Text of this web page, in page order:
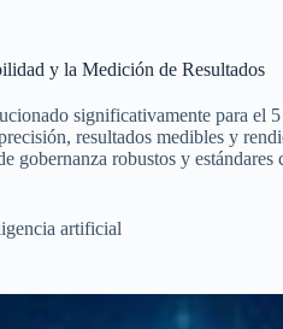
y la Medición de Resultados
significativamente para el
resultados medibles y
gobernanza robustos y
artificial